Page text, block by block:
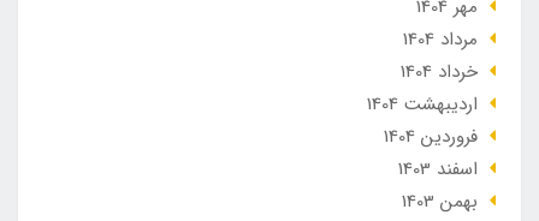
مهر 1404
مرداد 1404
خرداد 1404
ارديبهشت 1404
فروردین 1404
اسفند 1403
بهمن 1403